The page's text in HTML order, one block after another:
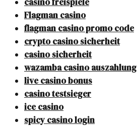
Flagman casino
flagman casino promo code
crypto casino sicherheit
casino sicherheit
wazamba casino auszahlung
live casino bonus
casino testsieger
ice casino
spicy casino login